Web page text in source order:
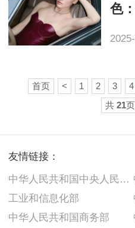
色
首页 < 1 2 3 4
共 21页
友情链接：
中华人民共和国中央人民政府
工业和信息化部
中华人民共和国商务部